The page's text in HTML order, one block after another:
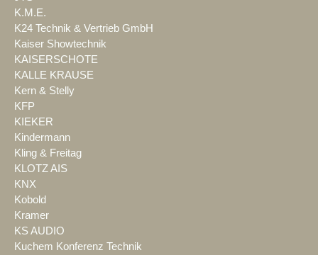
K.M.E.
K24 Technik & Vertrieb GmbH
Kaiser Showtechnik
KAISERSCHOTE
KALLE KRAUSE
Kern & Stelly
KFP
KIEKER
Kindermann
Kling & Freitag
KLOTZ AIS
KNX
Kobold
Kramer
KS AUDIO
Kuchem Konferenz Technik